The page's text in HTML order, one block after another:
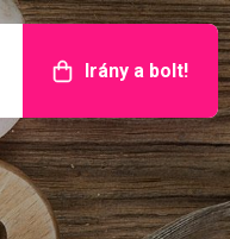
Irány a bolt!